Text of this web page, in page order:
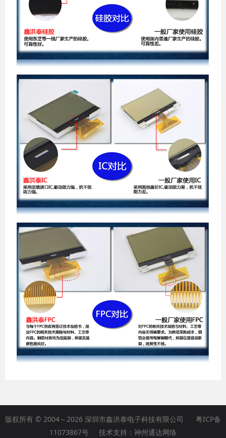
版权所有 © 2004～2026 深圳市鑫洪泰电子科技有限公司 粤ICP备
11073867号 技术支持： 神州通达网络